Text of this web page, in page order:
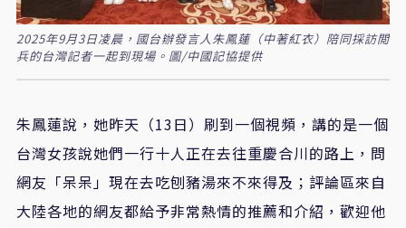
2025年9月3日凌晨，國台辦發言人朱鳳蓮（中著紅衣）陪同採訪閲
兵的台灣記者一起到現場。圖/中國記協提供
朱鳳蓮說，她昨天（13日）刷到一個視頻，講的是一個
台灣女孩說她們一行十人正在去往重慶合川的路上，問
網友「呆呆」現在去吃刨豬湯來不來得及；評論區來自
大陸各地的網友都給予非常熱情的推薦和介紹，歡迎他